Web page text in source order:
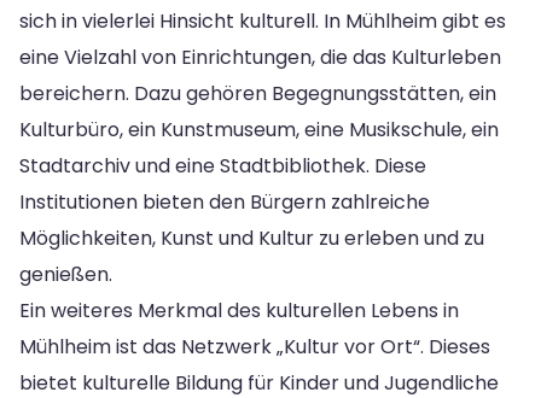
sich in vielerlei Hinsicht kulturell. In Mühlheim gibt es
eine Vielzahl von Einrichtungen, die das Kulturleben
bereichern. Dazu gehören Begegnungsstätten, ein
Kulturbüro, ein Kunstmuseum, eine Musikschule, ein
Stadtarchiv und eine Stadtbibliothek. Diese
Institutionen bieten den Bürgern zahlreiche
Möglichkeiten, Kunst und Kultur zu erleben und zu
genießen.
Ein weiteres Merkmal des kulturellen Lebens in
Mühlheim ist das Netzwerk „Kultur vor Ort“. Dieses
bietet kulturelle Bildung für Kinder und Jugendliche